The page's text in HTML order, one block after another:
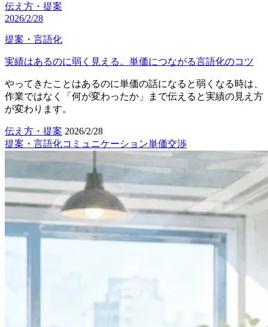
伝え方・提案
2026/2/28
提案・言語化
実績はあるのに弱く見える。単価につながる言語化のコツ
やってきたことはあるのに単価の話になると弱くなる時は、
作業ではなく「何が変わったか」まで伝えると実績の見え方
が変わります。
伝え方・提案 2026/2/28
提案・言語化コミュニケーション単価交渉